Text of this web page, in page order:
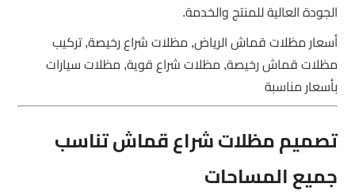
الجودة العالية للمنتج والخدمة.
أسعار مظلات قماش الرياض, مظلات شراع رخيصة, تركيب
مظلات قماش رخيصة, مظلات شراع قوية, مظلات سيارات
بأسعار مناسبة
تصميم مظلات شراع قماش تناسب
جميع المساحات